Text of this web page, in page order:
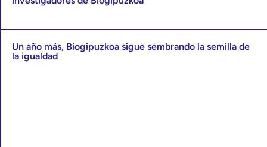
Un año más, Biogipuzkoa sigue sembrando la semilla de
la igualdad